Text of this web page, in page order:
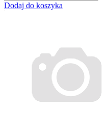
Dodaj do koszyka